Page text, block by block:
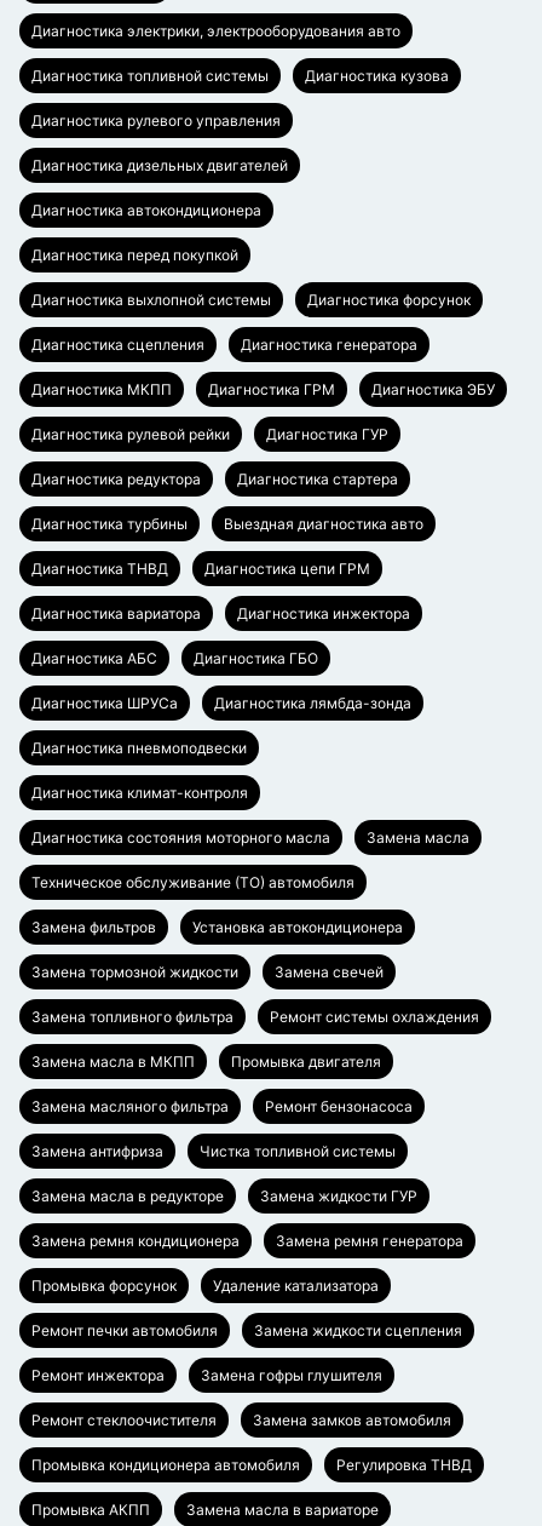
Диагностика электрики, электрооборудования авто
Диагностика топливной системы Диагностика кузова
Диагностика рулевого управления
Диагностика дизельных двигателей
Диагностика автокондиционера
Диагностика перед покупкой
Диагностика выхлопной системы Диагностика форсунок
Диагностика сцепления Диагностика генератора
Диагностика МКПП Диагностика ГРМ Диагностика ЭБУ
Диагностика рулевой рейки Диагностика ГУР
Диагностика редуктора Диагностика стартера
Диагностика турбины Выездная диагностика авто
Диагностика ТНВД Диагностика цепи ГРМ
Диагностика вариатора Диагностика инжектора
Диагностика АБС Диагностика ГБО
Диагностика ШРУСа Диагностика лямбда-зонда
Диагностика пневмоподвески
Диагностика климат-контроля
Диагностика состояния моторного масла Замена масла
Техническое обслуживание (ТО) автомобиля
Замена фильтров Установка автокондиционера
Замена тормозной жидкости Замена свечей
Замена топливного фильтра Ремонт системы охлаждения
Замена масла в МКПП Промывка двигателя
Замена масляного фильтра Ремонт бензонасоса
Замена антифриза Чистка топливной системы
Замена масла в редукторе Замена жидкости ГУР
Замена ремня кондиционера Замена ремня генератора
Промывка форсунок Удаление катализатора
Ремонт печки автомобиля Замена жидкости сцепления
Ремонт инжектора Замена гофры глушителя
Ремонт стеклоочистителя Замена замков автомобиля
Промывка кондиционера автомобиля Регулировка ТНВД
Промывка АКПП Замена масла в вариаторе